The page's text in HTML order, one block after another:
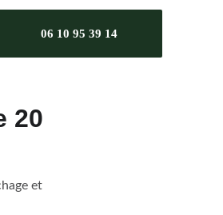
06 10 95 39 14
20
et